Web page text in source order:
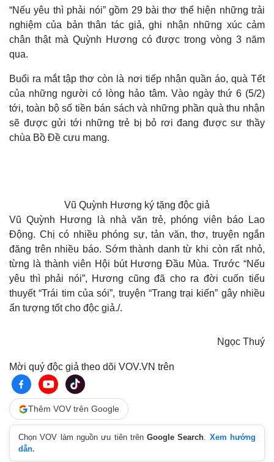
Thế giới
Quan sát
Cuộc sống đó đây
Hồ sơ
Multimedia
Video
Ảnh
E-Magazine
Infographic
“Nếu yêu thì phải nói” gồm 29 bài thơ thể hiện những trải
nghiệm của bản thân tác giả, ghi nhận những xúc cảm
chân thật mà Quỳnh Hương có được trong vòng 3 năm
qua.
Buổi ra mắt tập thơ còn là nơi tiếp nhận quần áo, quà Tết
của những người có lòng hảo tâm. Vào ngày thứ 6 (5/2)
tới, toàn bộ số tiền bán sách và những phần quà thu nhận
sẽ được gửi tới những trẻ bị bỏ rơi đang được sư thầy
chùa Bồ Đề cưu mang.
Vũ Quỳnh Hương ký tặng độc giả
Vũ Quỳnh Hương là nhà văn trẻ, phóng viên báo Lao
Động. Chị có nhiều phóng sự, tản văn, thơ, truyện ngắn
đăng trên nhiều báo. Sớm thành danh từ khi còn rất nhỏ,
từng là thành viên Hội bút Hương Đầu Mùa. Trước “Nếu
yêu thì phải nói”, Hương cũng đã cho ra đời cuốn tiểu
thuyết “Trái tim của sói”, truyện “Trang trại kiến” gây nhiều
ấn tượng tốt cho độc giả./.
Ngọc Thuý
Mời quý độc giả theo dõi VOV.VN trên
Thêm VOV trên Google
Chọn VOV làm nguồn ưu tiên trênGoogle Search. Xem hướng
dẫn.